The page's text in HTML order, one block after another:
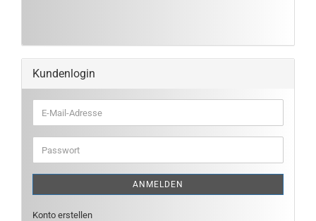
Kundenlogin
E-
Mail-
Adresse
Passwort
ANMELDEN
Konto erstellen